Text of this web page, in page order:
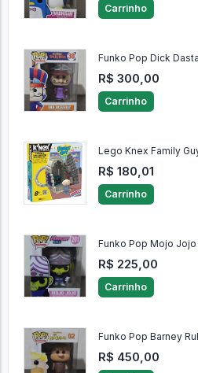
Carrinho
Funko Pop Dick
R$ 300,00
Carrinho
Lego Knex Family
R$ 180,01
Carrinho
Funko Pop Mojo
R$ 225,00
Carrinho
Funko Pop Barney
R$ 450,00